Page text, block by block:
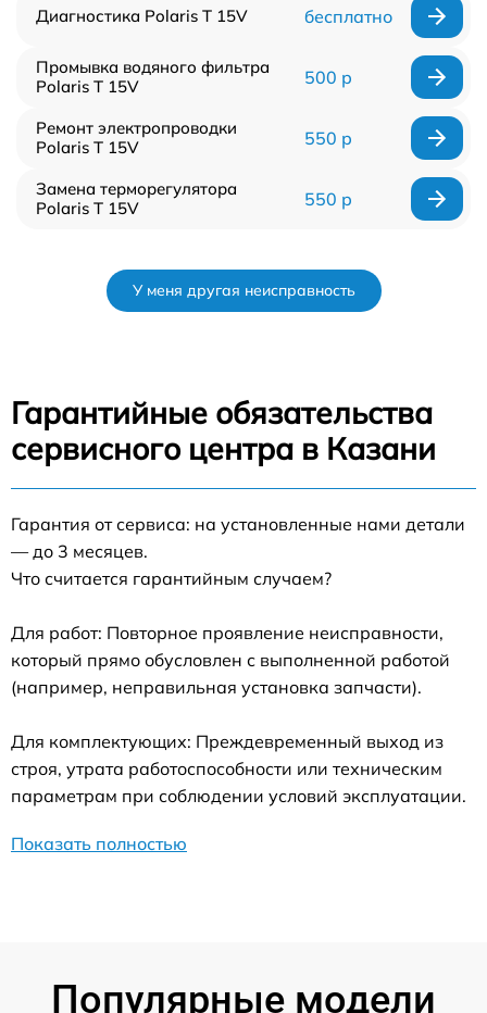
Диагностика Polaris T 15V бесплатно
Промывка водяного фильтра
Polaris T 15V
500 р
Ремонт электропроводки
Polaris T 15V
550 р
Замена терморегулятора
Polaris T 15V
550 р
У меня другая неисправность
Гарантийные обязательства
сервисного центра в Казани
Гарантия от сервиса: на установленные нами детали
— до 3 месяцев.
Что считается гарантийным случаем?
Для работ: Повторное проявление неисправности,
который прямо обусловлен с выполненной работой
(например, неправильная установка запчасти).
Для комплектующих: Преждевременный выход из
строя, утрата работоспособности или техническим
параметрам при соблюдении условий эксплуатации.
Показать полностью
Популярные модели